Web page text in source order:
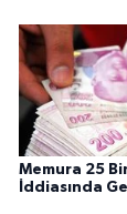
Memura 25
İddiasında